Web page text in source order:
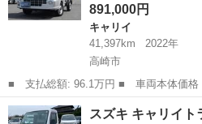
891,000円
キャリイ
41,397km
2022年
高崎市
■ 支払総額: 96.1万円 ■ 車両本体価格： 891,000 円 ■ メーカー
名： スズキ ■ 車種名： キャリイト
Ｘ デュアルカメラブレーキ ワンオー
群馬 高崎市 キャリイ
スズキ キャリイト